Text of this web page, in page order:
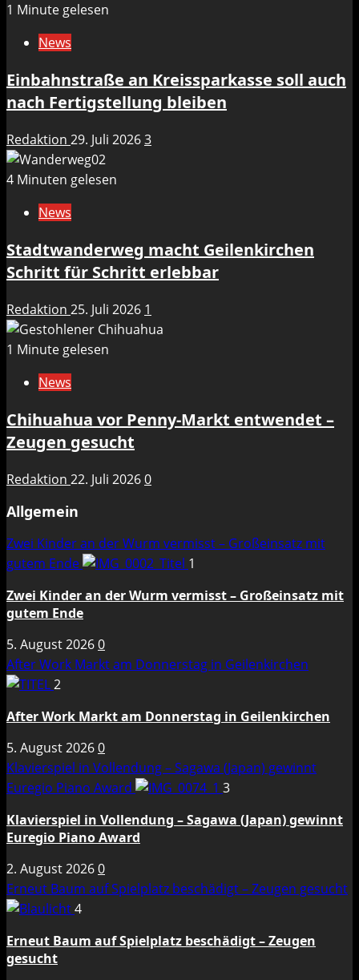
1 Minute gelesen
News
Einbahnstraße an Kreissparkasse soll auch
nach Fertigstellung bleiben
Redaktion 29. Juli 20263
4 Minuten gelesen
News
Stadtwanderweg macht Geilenkirchen
Schritt für Schritt erlebbar
Redaktion 25. Juli 2026 1
1 Minute gelesen
News
Chihuahua vor Penny-Markt entwendet –
Zeugen gesucht
Redaktion 22. Juli 20260
Allgemein
Zwei Kinder an der Wurm vermisst – Großeinsatz mit
gutem Ende
1
Zwei Kinder an der Wurm vermisst – Großeinsatz mit
gutem Ende
5. August 20260
After Work Markt am Donnerstag in Geilenkirchen
2
After Work Markt am Donnerstag in Geilenkirchen
5. August 20260
Klavierspiel in Vollendung – Sagawa (Japan) gewinnt
Euregio Piano Award
3
Klavierspiel in Vollendung – Sagawa (Japan) gewinnt
Euregio Piano Award
2. August 20260
Erneut Baum auf Spielplatz beschädigt – Zeugen gesucht
4
Erneut Baum auf Spielplatz beschädigt – Zeugen
gesucht